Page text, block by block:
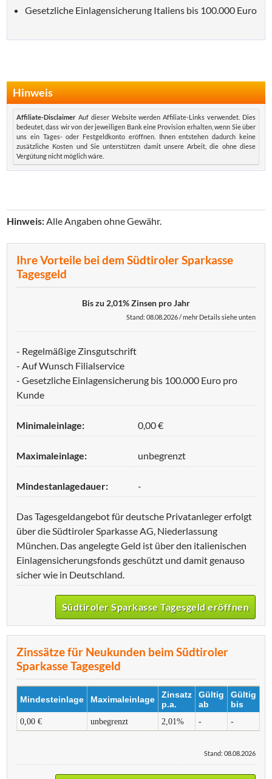
Gesetzliche Einlagensicherung Italiens bis 100.000 Euro
Hinweis
Affiliate-Disclaimer Auf dieser Website werden Affiliate-Links verwendet. Dies
bedeutet, dass wir von der jeweiligen Bank eine Provision erhalten, wenn Sie über
uns ein Tages- oder Festgeldkonto eröffnen. Ihnen entstehen dadurch keine
zusätzliche Kosten und Sie unterstützen damit unsere Arbeit, die ohne diese
Vergütung nicht möglich wäre.
Hinweis: Alle Angaben ohne Gewähr.
Ihre Vorteile bei dem Südtiroler Sparkasse
Tagesgeld
Bis zu 2,01% Zinsen pro Jahr
Stand: 08.08.2026 / mehr Details siehe unten
- Regelmäßige Zinsgutschrift
- Auf Wunsch Filialservice
- Gesetzliche Einlagensicherung bis 100.000 Euro pro
Kunde
Minimaleinlage: 0,00 €
Maximaleinlage: unbegrenzt
Mindestanlagedauer: -
Das Tagesgeldangebot für deutsche Privatanleger erfolgt
über die Südtiroler Sparkasse AG, Niederlassung
München. Das angelegte Geld ist über den italienischen
Einlagensicherungsfonds geschützt und damit genauso
sicher wie in Deutschland.
Südtiroler Sparkasse Tagesgeld eröffnen
Zinssätze für Neukunden beim Südtiroler
Sparkasse Tagesgeld
Mindesteinlage Maximaleinlage
Zinsatz
p.a.
Gültig
ab
Gültig
bis
0,00 € unbegrenzt 2,01% - -
Stand: 08.08.2026